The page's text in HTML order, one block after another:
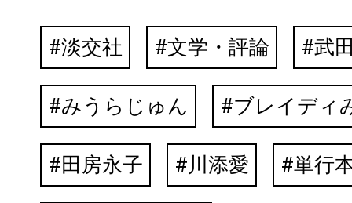
淡交社 文学・評論 武
みうらじゅん ブレイディ
田房永子 川添愛 単行